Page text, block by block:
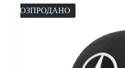
РОЗПРОДАНО